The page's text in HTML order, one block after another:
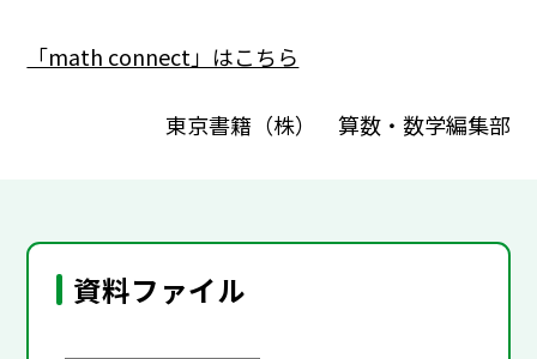
「math connect」はこちら
東京書籍（株） 算数・数学編集部
資料ファイル